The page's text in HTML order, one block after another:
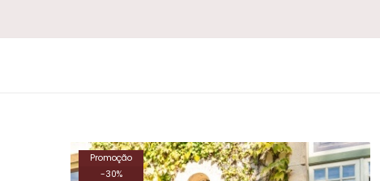
Promoção
-30%